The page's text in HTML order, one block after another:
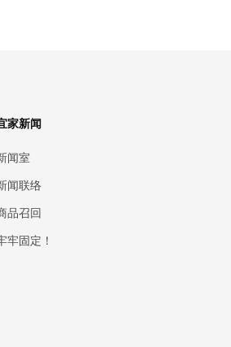
家新闻
闻室
闻联络
品召回
牢固定！